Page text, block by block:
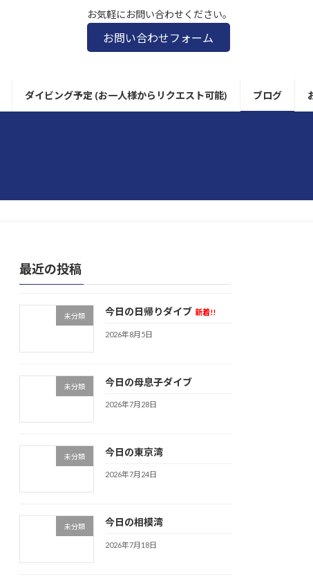
お気軽にお問い合わせください。
お問い合わせフォーム
ダイビング予定 (お一人様からリクエスト可能) ブログ
最近の投稿
未分類 今日の日帰りダイブ 新着!!
2026年8月5日
未分類 今日の母息子ダイブ
2026年7月28日
未分類 今日の東京湾
2026年7月24日
未分類 今日の相模湾
2026年7月18日